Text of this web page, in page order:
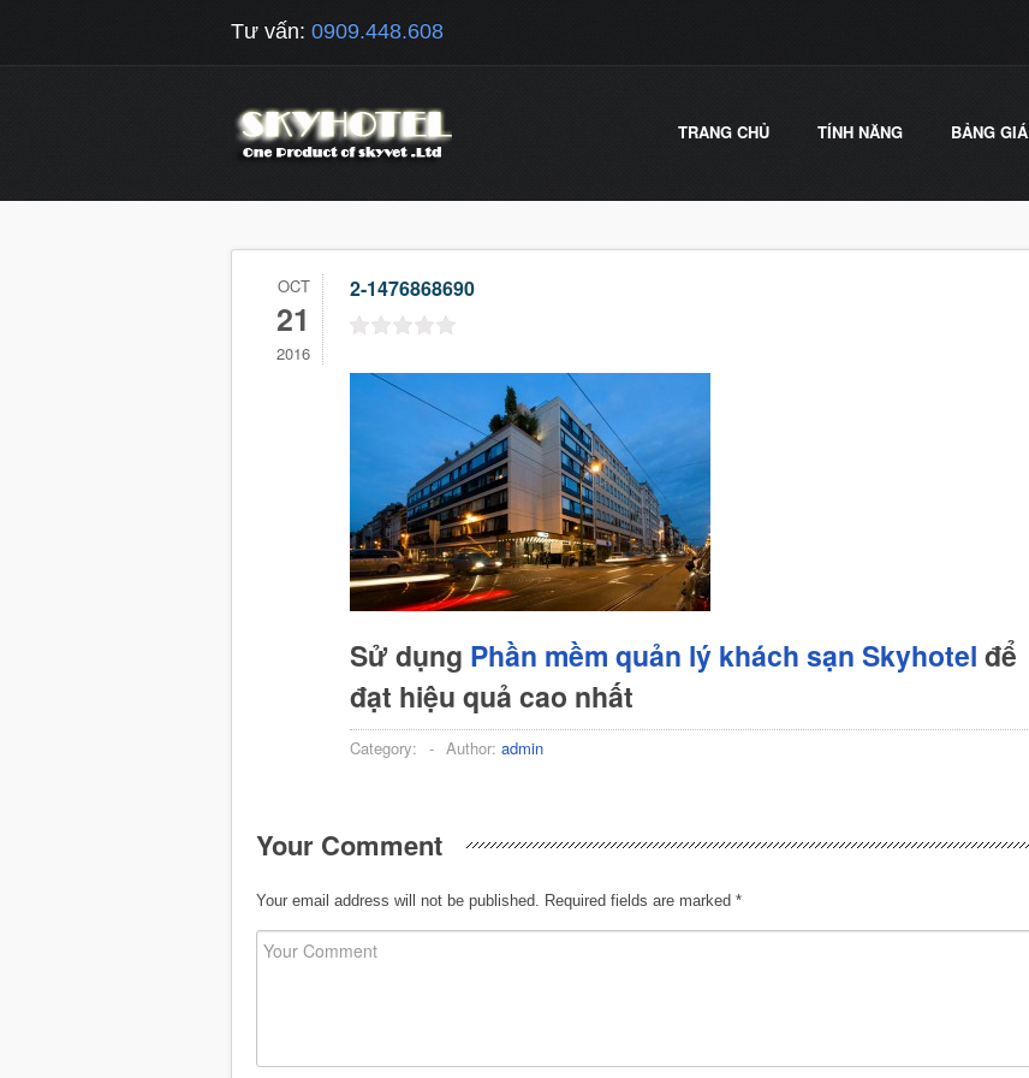
Tư vấn: 0909.448.608
TRANG CHỦ TÍNH NĂNG BẢNG GIÁ
OCT
21
2016
2-1476868690
Sử dụng Phần mềm quản lý khách sạn Skyhotel để
đạt hiệu quả cao nhất
Category: - Author: admin
Your Comment
Your email address will not be published. Required fields are marked *